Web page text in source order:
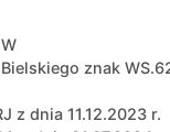
znak
z dnia 11.12.2023 r.